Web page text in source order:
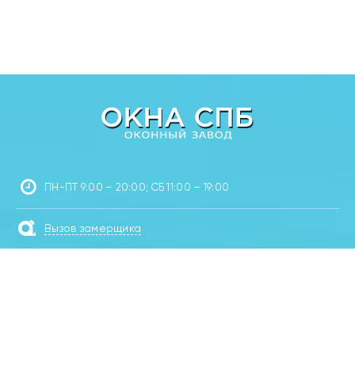
ПН-ПТ 9:00 – 20:00; СБ 11:00 – 19:00
Вызов замерщика